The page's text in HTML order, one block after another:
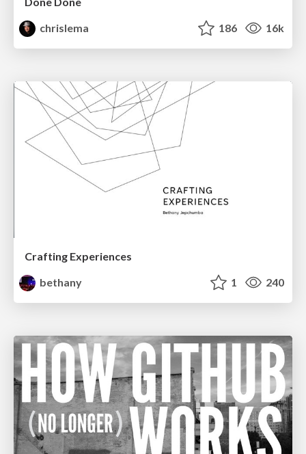
chrislema
186 16k
Crafting Experiences
bethany
1 240